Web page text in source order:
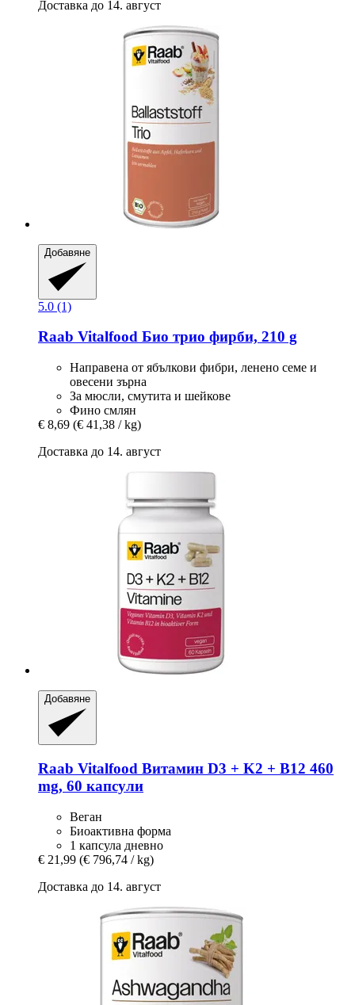
Доставка до 14. август
Добавяне
5.0 (1)
Raab Vitalfood Био трио фирби, 210 g
Направена от ябълкови фибри, ленено семе и
овесени зърна
За мюсли, смутита и шейкове
Фино смлян
€ 8,69 (€ 41,38 / kg)
Доставка до 14. август
Добавяне
Raab Vitalfood Витамин D3 + K2 + B12 460
mg, 60 капсули
Веган
Биоактивна форма
1 капсула дневно
€ 21,99 (€ 796,74 / kg)
Доставка до 14. август